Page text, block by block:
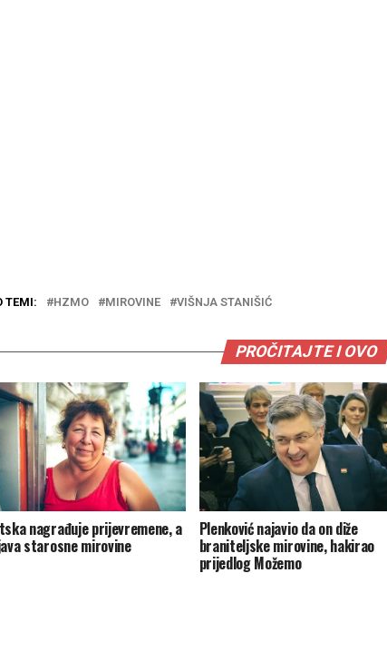
TEMI: HZMO MIROVINE VIŠNJA STANIŠIĆ
PROČITAJTE I OVO
nagrađuje prijevremene, a
starosne mirovine
Plenković najavio da on diže
braniteljske mirovine, hakirao
prijedlog Možemo